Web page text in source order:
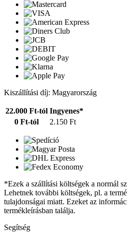
Kiszállítási díj: Magyarország
22.000 Ft-tól Ingyenes*
0 Ft-tól
2.150 Ft
*Ezek a szállítási költségek a normál
Lehetnek további költségek, pl. a
tulajdonságai miatt. Ezeket az
termékleírásban találja.
Segítség